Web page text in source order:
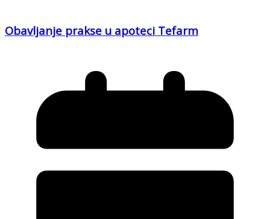
Obavljanje prakse u apoteci Tefarm